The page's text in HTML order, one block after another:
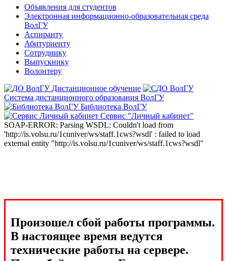
Объявления для студентов
Электронная информационно-образовательная среда
ВолГУ
Аспиранту
Абитуриенту
Сотруднику
Выпускнику
Волонтеру
Дистанционное обучение
Система дистанционного образования ВолГУ
Библиотека ВолГУ
Сервис "Личный кабинет"
SOAP-ERROR: Parsing WSDL: Couldn't load from
'http://is.volsu.ru/1cuniver/ws/staff.1cws?wsdl' : failed to load
external entity "http://is.volsu.ru/1cuniver/ws/staff.1cws?wsdl"
Произошел сбой работы программы.
В настоящее время ведутся
технические работы на сервере.